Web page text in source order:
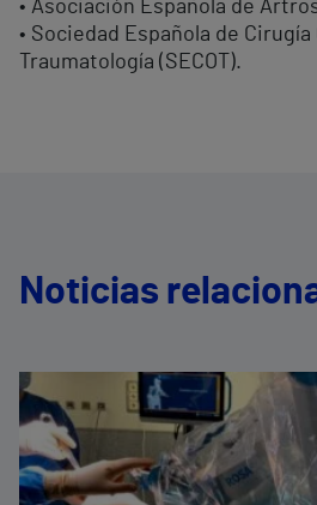
• Asociación Española de
• Sociedad Española de
Traumatología (SECOT).
Noticias